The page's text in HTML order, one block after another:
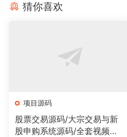
猜你喜欢
项目源码
股票交易源码/大宗交易与新
股申购系统源码/全套视频教